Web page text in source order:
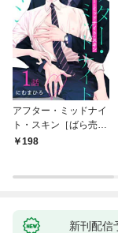
アフター・ミッドナイ
ト・スキン［ばら売
り］ 第1話
198
新刊配信